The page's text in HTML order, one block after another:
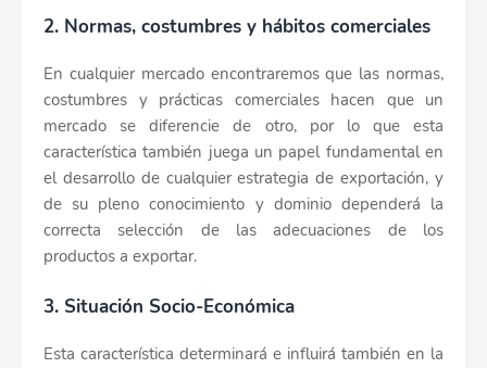
2. Normas, costumbres y hábitos comerciales
En cualquier mercado encontraremos que las normas,
costumbres y prácticas comerciales hacen que un
mercado se diferencie de otro, por lo que esta
característica también juega un papel fundamental en
el desarrollo de cualquier estrategia de exportación, y
de su pleno conocimiento y dominio dependerá la
correcta selección de las adecuaciones de los
productos a exportar.
3. Situación Socio-Económica
Esta característica determinará e influirá también en la